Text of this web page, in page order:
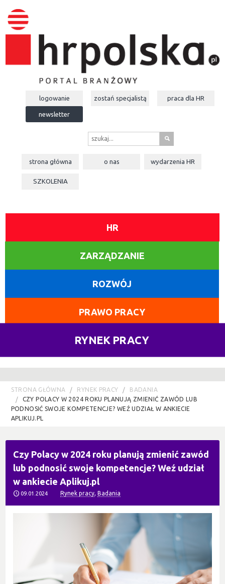
logowanie zostań specjalistą praca dla HR
newsletter
s
strona główna o nas wydarzeniaHR
SZKOLENIA
HR
ZARZĄDZANIE
ROZWÓJ
PRAWO PRACY
RYNEK PRACY
STRONA GŁÓWNA RYNEK PRACY
BADANIA
CZY POLACY W 2024 ROKU PLANUJĄ ZMIENIĆ ZAWÓD LUB
PODNOSIĆ SWOJE KOMPETENCJE? WEŹ UDZIAŁ W ANKIECIE
APLIKUJ.PL
Czy Polacy w 2024 roku planują zmienić zawód
lub podnosić swoje kompetencje? Weź udział
w ankiecie Aplikuj.pl
09.01.2024 Rynek pracy,Badania